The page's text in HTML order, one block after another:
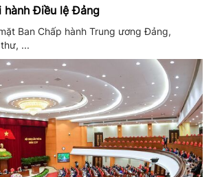
hành Điều lệ Đảng
Ban Chấp hành Trung ương Đảng,
...